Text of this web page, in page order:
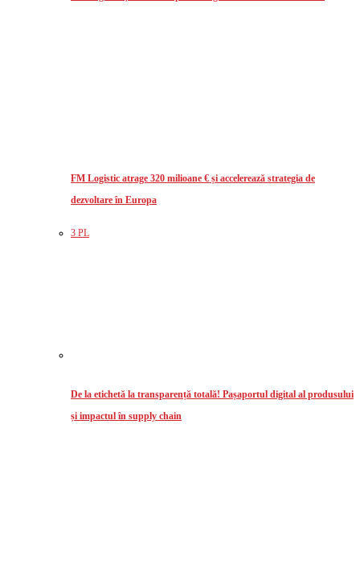
FM Logistic atrage 320 milioane € și accelerează strategia de
dezvoltare în Europa
3 PL
De la etichetă la transparență totală! Pașaportul digital al produsului
și impactul în supply chain